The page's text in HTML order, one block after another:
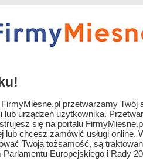
/ Logowanie
Gastronomia
mięsny
i usługi
przetwarzamy Twój
lub urządzeń użytkownika.
się na portalu
lub chcesz zamówić usługi online.
Twoją tożsamość, są
Europejskiego i Rady